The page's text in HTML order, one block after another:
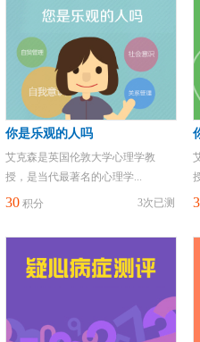
你是乐观的人吗
艾克森是英国伦敦大学心理学教
授，是当代最著名的心理学...
30 积分 3次已测